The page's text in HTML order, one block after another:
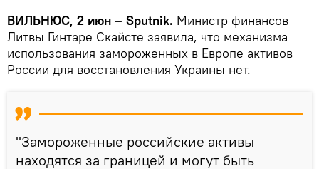
ВИЛЬНЮС, 2 июн – Sputnik. Министр финансов
Литвы Гинтаре Скайсте заявила, что механизма
использования замороженных в Европе активов
России для восстановления Украины нет.
"Замороженные российские активы
находятся за границей и могут быть